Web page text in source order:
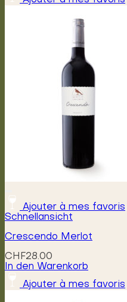
Ajouter à mes favoris
Schnellansicht
Crescendo Merlot
CHF28.00
In den Warenkorb
Ajouter à mes favoris